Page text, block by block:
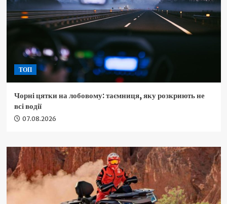
ТОП
Чорні цятки на лобовому: таємниця, яку розкриють не
всі водії
07.08.2026